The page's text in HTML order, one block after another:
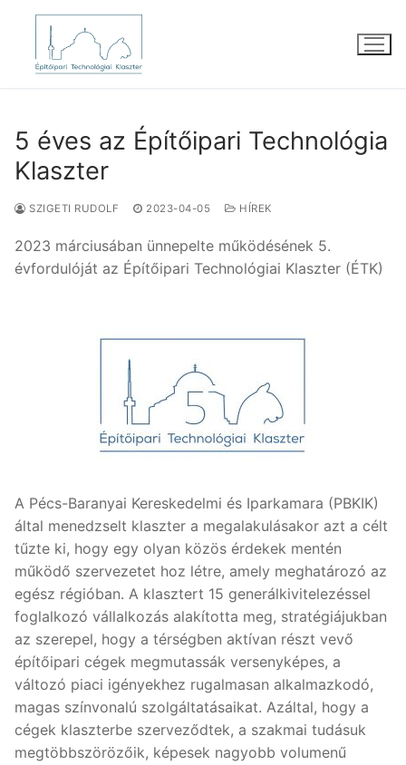
Ugrás
tartalomra
5 éves az Építőipari Technológia
Klaszter
SZIGETI RUDOLF 2023-04-05 HÍREK
2023 márciusában ünnepelte működésének 5.
évfordulóját az Építőipari Technológiai Klaszter (ÉTK)
A Pécs-Baranyai Kereskedelmi és Iparkamara (PBKIK)
által menedzselt klaszter a megalakulásakor azt a célt
tűzte ki, hogy egy olyan közös érdekek mentén
működő szervezetet hoz létre, amely meghatározó az
egész régióban. A klasztert 15 generálkivitelezéssel
foglalkozó vállalkozás alakította meg, stratégiájukban
az szerepel, hogy a térségben aktívan részt vevő
építőipari cégek megmutassák versenyképes, a
változó piaci igényekhez rugalmasan alkalmazkodó,
magas színvonalú szolgáltatásaikat. Azáltal, hogy a
cégek klaszterbe szerveződtek, a szakmai tudásuk
megtöbbszörözőik, képesek nagyobb volumenű